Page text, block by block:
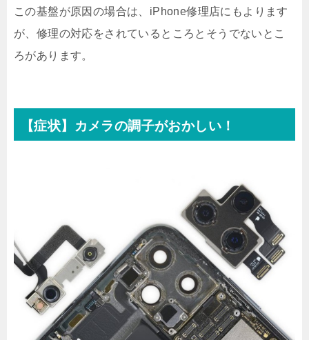
この基盤が原因の場合は、iPhone修理店にもよります
が、修理の対応をされているところとそうでないとこ
ろがあります。
【症状】カメラの調子がおかしい！